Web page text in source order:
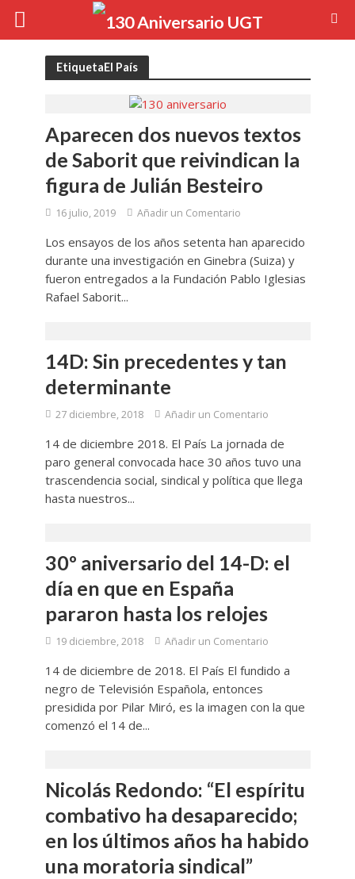
EtiquetaEl País
Aparecen dos nuevos textos
de Saborit que reivindican la
figura de Julián Besteiro
16 julio, 2019 Añadir un Comentario
Los ensayos de los años setenta han aparecido
durante una investigación en Ginebra (Suiza) y
fueron entregados a la Fundación Pablo Iglesias
Rafael Saborit...
14D: Sin precedentes y tan
determinante
27 diciembre, 2018 Añadir un Comentario
14 de diciembre 2018. El País La jornada de
paro general convocada hace 30 años tuvo una
trascendencia social, sindical y política que llega
hasta nuestros...
30º aniversario del 14-D: el
día en que en España
pararon hasta los relojes
19 diciembre, 2018 Añadir un Comentario
14 de diciembre de 2018. El País El fundido a
negro de Televisión Española, entonces
presidida por Pilar Miró, es la imagen con la que
comenzó el 14 de...
Nicolás Redondo: “El espíritu
combativo ha desaparecido;
en los últimos años ha habido
una moratoria sindical”